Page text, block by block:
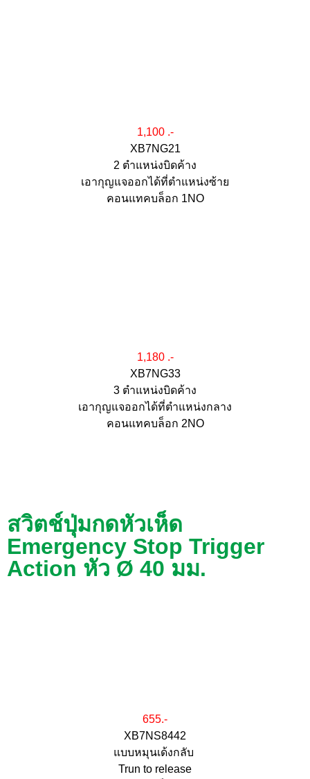
1,100 .-
XB7NG21
2 ตำแหน่งบิดค้าง
เอากุญแจออกได้ที่ตำแหน่งซ้าย
คอนแทคบล็อก 1NO
1,180 .-
XB7NG33
3 ตำแหน่งบิดค้าง
เอากุญแจออกได้ที่ตำแหน่งกลาง
คอนแทคบล็อก 2NO
สวิตช์ปุ่มกดหัวเห็ด
Emergency Stop Trigger
Action หัว Ø 40 มม.
655.-
XB7NS8442
แบบหมุนเด้งกลับ
Trun to release